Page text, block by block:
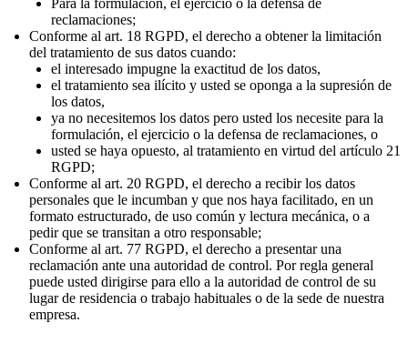
Para la formulación, el ejercicio o la defensa de
reclamaciones;
Conforme al art. 18 RGPD, el derecho a obtener la limitación
del tratamiento de sus datos cuando:
el interesado impugne la exactitud de los datos,
el tratamiento sea ilícito y usted se oponga a la supresión de
los datos,
ya no necesitemos los datos pero usted los necesite para la
formulación, el ejercicio o la defensa de reclamaciones, o
usted se haya opuesto, al tratamiento en virtud del artículo 21
RGPD;
Conforme al art. 20 RGPD, el derecho a recibir los datos
personales que le incumban y que nos haya facilitado, en un
formato estructurado, de uso común y lectura mecánica, o a
pedir que se transitan a otro responsable;
Conforme al art. 77 RGPD, el derecho a presentar una
reclamación ante una autoridad de control. Por regla general
puede usted dirigirse para ello a la autoridad de control de su
lugar de residencia o trabajo habituales o de la sede de nuestra
empresa.